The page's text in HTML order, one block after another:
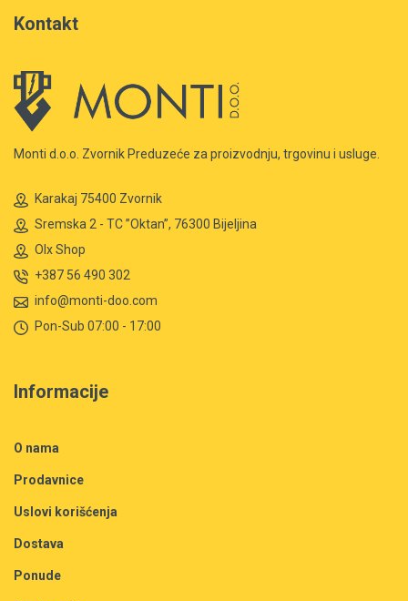
Kontakt
Monti d.o.o. Zvornik Preduzeće za proizvodnju, trgovinu i usluge.
Karakaj 75400 Zvornik
Sremska 2 - TC ”Oktan”, 76300 Bijeljina
Olx Shop
+387 56 490 302
info@monti-doo.com
Pon-Sub 07:00 - 17:00
Informacije
O nama
Prodavnice
Uslovi korišćenja
Dostava
Ponude